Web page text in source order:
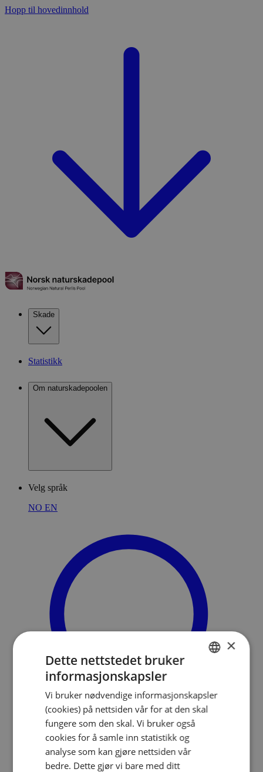
Hopp til hovedinnhold
Skade
Statistikk
Om naturskadepoolen
Velg språk
NO EN
Meny
ENGLISH
×
Dette nettstedet bruker
informasjonskapsler
Vi bruker nødvendige informasjonskapsler
(cookies) på nettsiden vår for at den skal
fungere som den skal. Vi bruker også
cookies for å samle inn statistikk og
analyse som kan gjøre nettsiden vår
bedre. Dette gjør vi bare med ditt